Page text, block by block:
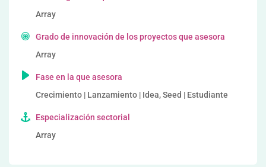
Array
Grado de innovación de los proyectos que asesora
Array
Fase en la que asesora
Crecimiento | Lanzamiento | Idea, Seed | Estudiante
Especialización sectorial
Array